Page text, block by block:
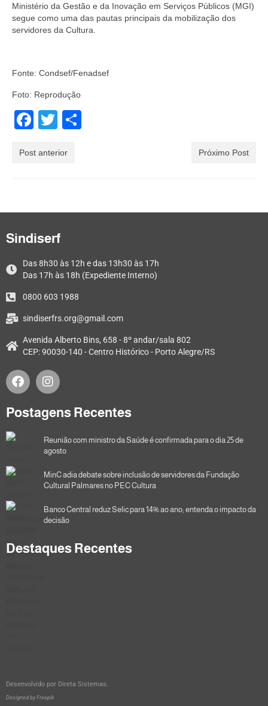
Ministério da Gestão e da Inovação em Serviços Públicos (MGI)
segue como uma das pautas principais da mobilização dos
servidores da Cultura.
Fonte: Condsef/Fenadsef
Foto: Reprodução
Facebook
Twitter
Post anterior Próximo Post
Sindiserf
Das 8h30 às 12h e das 13h30 às 17h
Das 17h às 18h (Expediente Interno)
0800 603 1988
sindiserfrs.org@gmail.com
Avenida Alberto Bins, 658 - 8º andar/sala 802
CEP: 90030-140 - Centro Histórico - Porto Alegre/RS
Postagens Recentes
Reunião com ministro da Saúde é confirmada para o dia 25 de
agosto
MinC adia debate sobre inclusão de servidores da Fundação
Cultural Palmares no PEC Cultura
Banco Central reduz Selic para 14% ao ano; entenda o impacto da
decisão
Destaques Recentes
Desenvolvido por Direta Sistemas
Designed by Freepik